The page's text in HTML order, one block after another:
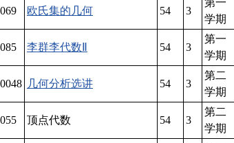
欧氏集的几何 54 3
第一
学期
李群李代数Ⅱ 54 3
第一
学期
几何分析选讲 54 3
第二
学期
顶点代数 54 3
第二
学期